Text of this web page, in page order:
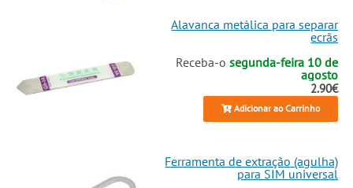
Alavanca metálica para separar
ecrãs
Receba-osegunda-feira 10 de
agosto
2.90€
Adicionar ao Carrinho
Ferramenta de extração (agulha)
para SIM universal